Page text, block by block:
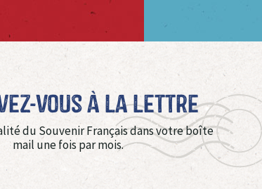
vous à La Lettre
du Souvenir Français dans votre boîte
mail une fois par mois.